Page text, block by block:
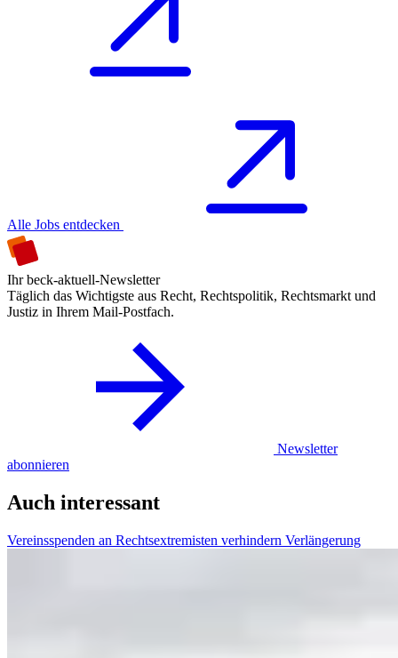
Alle Jobs entdecken
Ihr beck-aktuell-Newsletter
Täglich das Wichtigste aus Recht, Rechtspolitik, Rechtsmarkt und
Justiz in Ihrem Mail-Postfach.
Newsletter
abonnieren
Auch interessant
Vereinsspenden an Rechtsextremisten verhindern Verlängerung